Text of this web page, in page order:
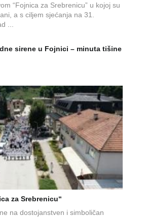
“Fojnica za Srebrenicu” u kojoj su
a s ciljem sjećanja na 31.
...
sirene u Fojnici – minuta tišine
za Srebrenicu“
na dostojanstven i simboličan